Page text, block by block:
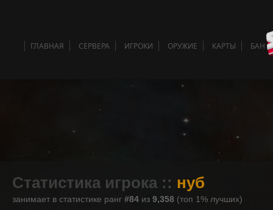
ГЛАВНАЯ СЕРВЕРА ИГРОКИ ОРУЖИЕ КАРТЫ БАН
Статистика игрока :: нуб
занимает в статистике ранг #84из 9,358 (топ 1% лучших)